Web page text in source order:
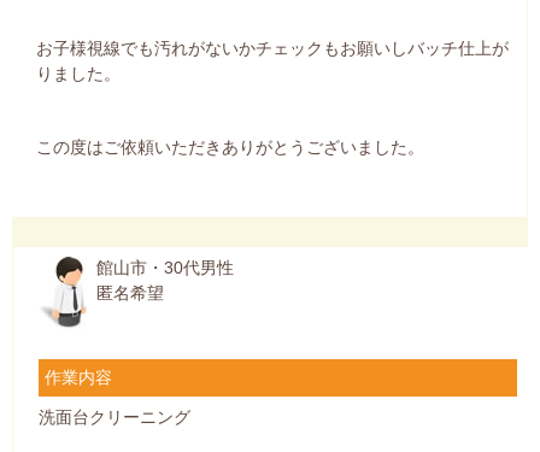
お子様視線でも汚れがないかチェックもお願いしバッチ仕上が
りました。
この度はご依頼いただきありがとうございました。
館山市・30代男性
匿名希望
作業内容
洗面台クリーニング